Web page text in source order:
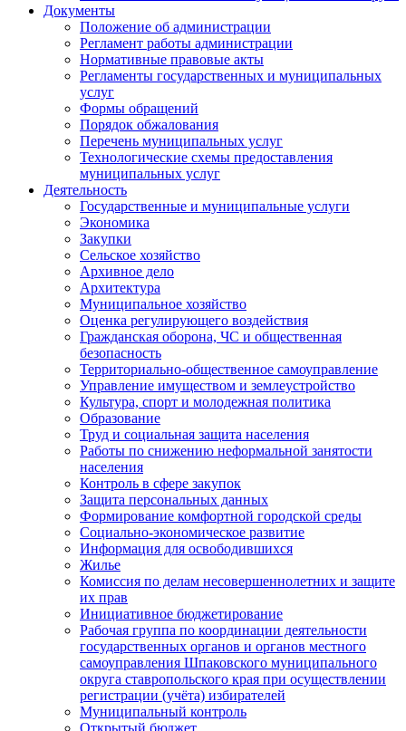
Документы
Положение об администрации
Регламент работы администрации
Нормативные правовые акты
Регламенты государственных и муниципальных
услуг
Формы обращений
Порядок обжалования
Перечень муниципальных услуг
Технологические схемы предоставления
муниципальных услуг
Деятельность
Государственные и муниципальные услуги
Экономика
Закупки
Сельское хозяйство
Архивное дело
Архитектура
Муниципальное хозяйство
Оценка регулирующего воздействия
Гражданская оборона, ЧС и общественная
безопасность
Территориально-общественное самоуправление
Управление имуществом и землеустройство
Культура, спорт и молодежная политика
Образование
Труд и социальная защита населения
Работы по снижению неформальной занятости
населения
Контроль в сфере закупок
Защита персональных данных
Формирование комфортной городской среды
Социально-экономическое развитие
Информация для освободившихся
Жилье
Комиссия по делам несовершеннолетних и защите
их прав
Инициативное бюджетирование
Рабочая группа по координации деятельности
государственных органов и органов местного
самоуправления Шпаковского муниципального
округа ставропольского края при осуществлении
регистрации (учёта) избирателей
Муниципальный контроль